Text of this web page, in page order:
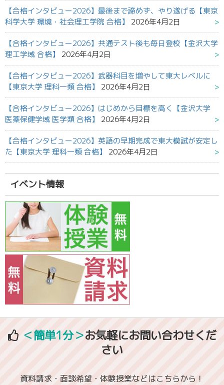
【合格インタビュー2026】最後まで諦めず、やり遂げる【東京
科学大学 環境・社会理工学院 合格】
2026年4月2日
【合格インタビュー2026】共通テスト後も毎日登校【金沢大学
理工学域 合格】
2026年4月2日
【合格インタビュー2026】武器科目を増やして東大レベルに
【東京大学 理科一類 合格】
2026年4月2日
【合格インタビュー2026】はじめから目標を高く【金沢大学
医薬保健学域 医学類 合格】
2026年4月2日
【合格インタビュー2026】英語の早期完成で東大模試が安定し
た【東京大学 理科一類 合格】
2026年4月2日
イベント情報
＜簡単1分＞お気軽にお問い合わせくだ
さい
資料請求・面談希望・体験授業などはこちらから！